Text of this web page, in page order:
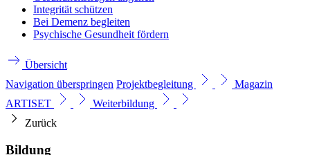
Integrität schützen
Bei Demenz begleiten
Psychische Gesundheit fördern
Übersicht
Navigation überspringen Projektbegleitung
Magazin
ARTISET
Weiterbildung
Zurück
Bildung